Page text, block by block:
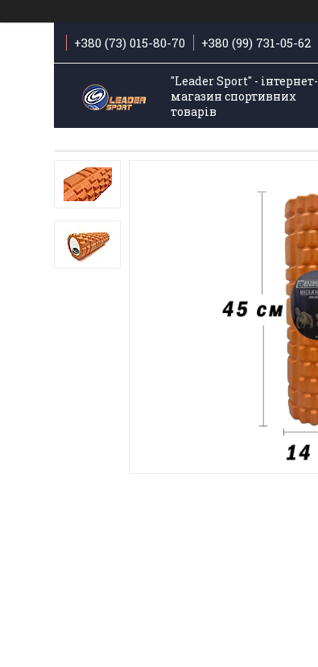
+380 (73) 015-80-70 +380 (99) 731-05-62
"Leader Sport" - інтернет-
магазин спортивних
товарів